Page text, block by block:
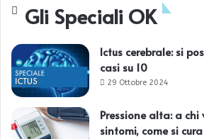
Gli Speciali OK
Ictus cerebrale: si
casi su 10
29 Ottobre 2024
Pressione alta: a
sintomi, come si cura